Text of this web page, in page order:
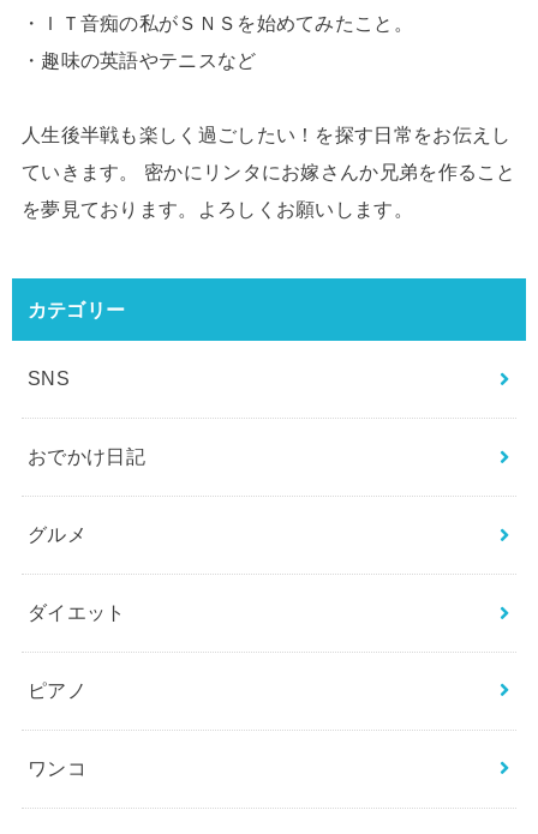
・ＩＴ音痴の私がＳＮＳを始めてみたこと。
・趣味の英語やテニスなど
人生後半戦も楽しく過ごしたい！を探す日常をお伝えし
ていきます。 密かにリンタにお嫁さんか兄弟を作ること
を夢見ております。よろしくお願いします。
カテゴリー
SNS
おでかけ日記
グルメ
ダイエット
ピアノ
ワンコ